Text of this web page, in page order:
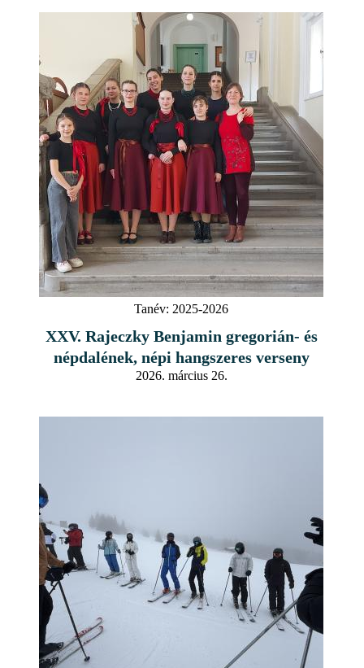
Tanév: 2025-2026
XXV. Rajeczky Benjamin gregorián- és
népdalének, népi hangszeres verseny
2026. március 26.